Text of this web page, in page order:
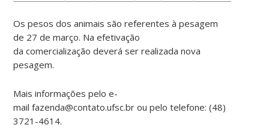
Os pesos dos animais são referentes à pesagem
de 27 de março. Na efetivação
da comercialização deverá ser realizada nova
pesagem.
Mais informações pelo e-
mail fazenda@contato.ufsc.br ou pelo telefone: (48)
3721-4614.